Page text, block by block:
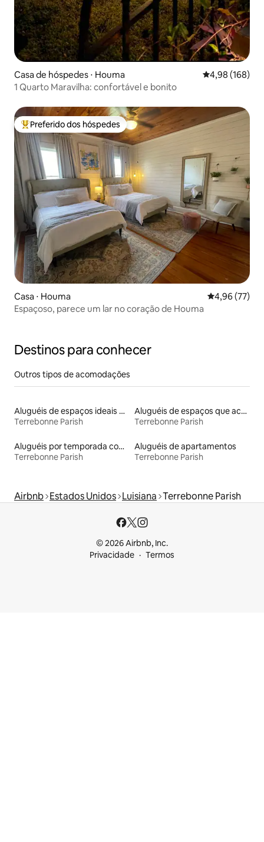
Casa de hóspedes ⋅ Houma 4,98 de uma
4,98 (168)
1 Quarto Maravilha: confortável e bonito
Entre os melhores preferidos dos hóspedes
Preferido dos hóspedes
Casa ⋅ Houma 4,96 de uma
4,96 (77)
Espaçoso, parece um lar no coração de Houma
Destinos para conhecer
Outros tipos de acomodações
Aluguéis de espaços ideais para famílias
Terrebonne Parish
Aluguéis de espaços que aceitam animais de estimação
Terrebonne Parish
Aluguéis por temporada com acesso ao lago
Terrebonne Parish
Aluguéis de apartamentos
Terrebonne Parish
Airbnb Estados Unidos Luisiana Terrebonne Parish
© 2026 Airbnb, Inc.
Privacidade
Termos